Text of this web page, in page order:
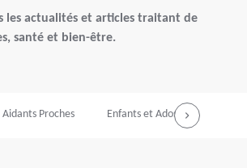
les actualités et articles traitant de
santé et bien-être.
Aidants Proches Enfants et Ados